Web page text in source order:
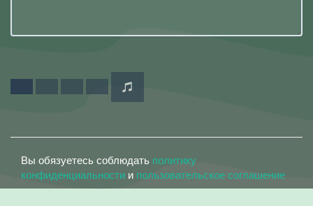
Вы обязуетесь соблюдать политику
конфиденциальности и пользовательское соглашение